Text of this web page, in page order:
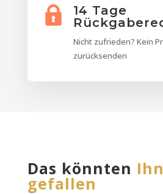
14 Tage
Nicht zufrieden? Kein
zurücksenden
Das könnten
gefallen